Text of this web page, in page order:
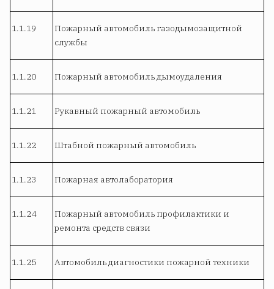
1.1.19
Пожарный автомобиль газодымозащитной
службы
1.1.20 Пожарный автомобиль дымоудаления
1.1.21 Рукавный пожарный автомобиль
1.1.22 Штабной пожарный автомобиль
1.1.23 Пожарная автолаборатория
1.1.24
Пожарный автомобиль профилактики и
ремонта средств связи
1.1.25 Автомобиль диагностики пожарной техники